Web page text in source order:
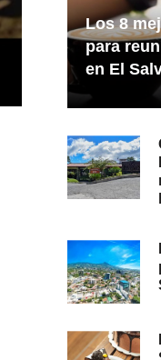
Los 8
para
en El